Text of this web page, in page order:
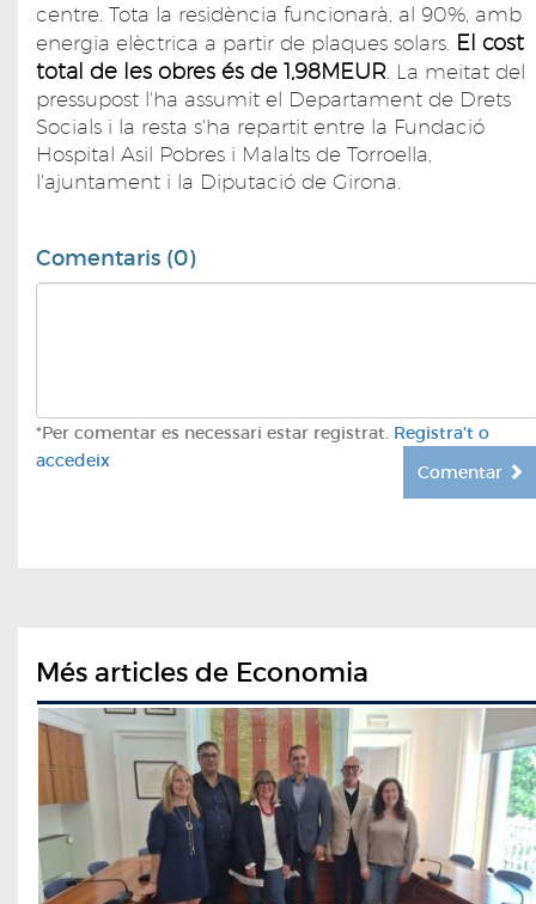
centre. Tota la residència funcionarà, al 90%, amb
energia elèctrica a partir de plaques solars. El cost
total de les obres és de 1,98MEUR . La meitat del
pressupost l'ha assumit el Departament de Drets
Socials i la resta s'ha repartit entre la Fundació
Hospital Asil Pobres i Malalts de Torroella,
l'ajuntament i la Diputació de Girona.
Comentaris (0)
*Per comentar es necessari estar registrat. Registra't o
accedeix
Comentar
Més articles de Economia